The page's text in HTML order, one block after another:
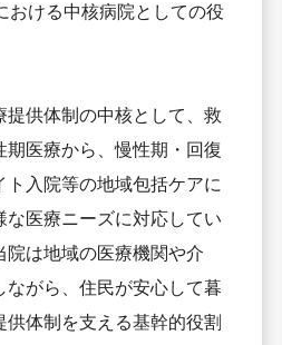
おける中核病院としての役
提供体制の中核として、救
期医療から、慢性期・回復
入院等の地域包括ケアに
な医療ニーズに対応してい
院は地域の医療機関や介
ながら、住民が安心して暮
供体制を支える基幹的役割